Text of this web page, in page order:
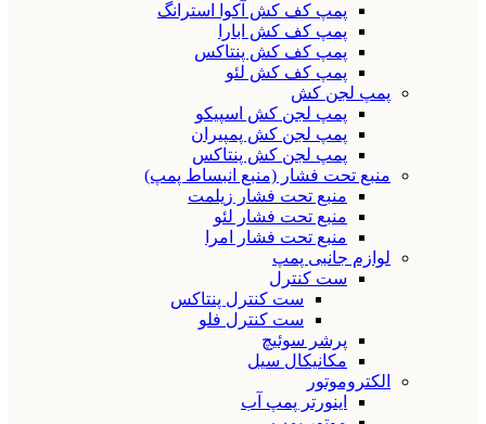
پمپ کف کش آکوا استرانگ
پمپ کف کش ابارا
پمپ کف کش پنتاکس
پمپ کف کش لئو
پمپ لجن کش
پمپ لجن کش اسپیکو
پمپ لجن کش پمپیران
پمپ لجن کش پنتاکس
منبع تحت فشار (منبع انبساط پمپ)
منبع تحت فشار زیلمت
منبع تحت فشار لئو
منبع تحت فشار امرا
لوازم جانبی پمپ
ست کنترل
ست کنترل پنتاکس
ست کنترل فلو
پرشر سوئیچ
مکانیکال سیل
الکتروموتور
اینورتر پمپ آب